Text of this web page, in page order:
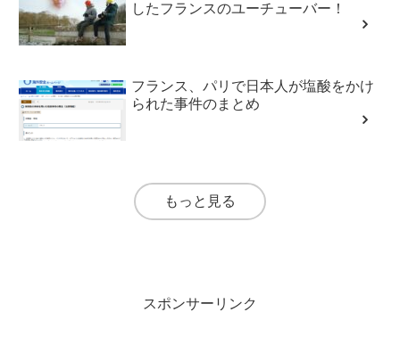
したフランスのユーチューバー！
フランス、パリで日本人が塩酸をかけ
られた事件のまとめ
もっと見る
スポンサーリンク